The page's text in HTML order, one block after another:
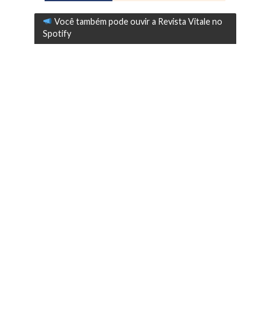
Você também pode ouvir a Revista Vitale no
Spotify